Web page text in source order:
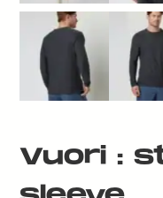
Vuori :